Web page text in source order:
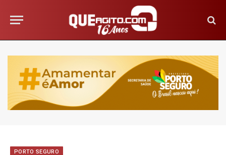
PORTO SEGURO